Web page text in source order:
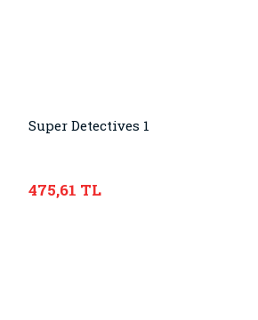
Super Detectives 1
475,61 TL